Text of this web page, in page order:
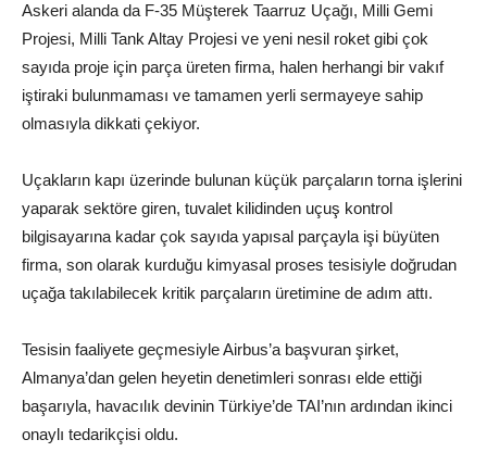
Askeri alanda da F-35 Müşterek Taarruz Uçağı, Milli Gemi
Projesi, Milli Tank Altay Projesi ve yeni nesil roket gibi çok
sayıda proje için parça üreten firma, halen herhangi bir vakıf
iştiraki bulunmaması ve tamamen yerli sermayeye sahip
olmasıyla dikkati çekiyor.
Uçakların kapı üzerinde bulunan küçük parçaların torna işlerini
yaparak sektöre giren, tuvalet kilidinden uçuş kontrol
bilgisayarına kadar çok sayıda yapısal parçayla işi büyüten
firma, son olarak kurduğu kimyasal proses tesisiyle doğrudan
uçağa takılabilecek kritik parçaların üretimine de adım attı.
Tesisin faaliyete geçmesiyle Airbus’a başvuran şirket,
Almanya’dan gelen heyetin denetimleri sonrası elde ettiği
başarıyla, havacılık devinin Türkiye’de TAI’nın ardından ikinci
onaylı tedarikçisi oldu.